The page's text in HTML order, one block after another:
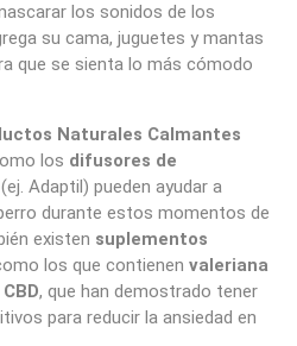
los sonidos de los
su cama, juguetes y mantas
que se sienta lo más cómodo
Naturales Calmantes
los difusores de
(ej. Adaptil) pueden ayudar a
durante estos momentos de
existen suplementos
los que contienen valeriana
, que han demostrado tener
para reducir la ansiedad en